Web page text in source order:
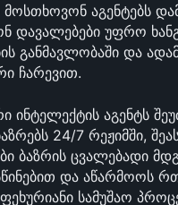
აგენტებს
დავალებები უფრო
განმავლობაში და
ჩარევით.
ინტელექტის აგენტს
24/7 რეჟიმში,
ბაზრის ცვალებადი
და აწარმოოს
სამუშაო